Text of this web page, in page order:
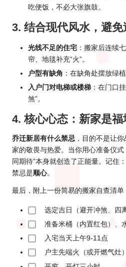
吃便饭，不必大张旗鼓。
3. 结合现代风水，避
光线不足的住宅 ：搬家后连续
帘、地毯补充“火”。
户型有缺角 ：在缺角处摆放绿
入户门对电梯或楼梯 ：在门口
煞”。
4. 核心心态：新家是
乔迁新居有什么禁忌 ，目的不是让
家的敬畏与热爱。当你用心准备仪
同期待”本身就创造了正能量。记住
禁忌是顺心。
最后，附上一份简易的搬家自查清单
选定吉日（避开冲煞、四
准备米桶（内置红包）、
入宅当天上午9-11点
户主先端火（或开燃气灶）